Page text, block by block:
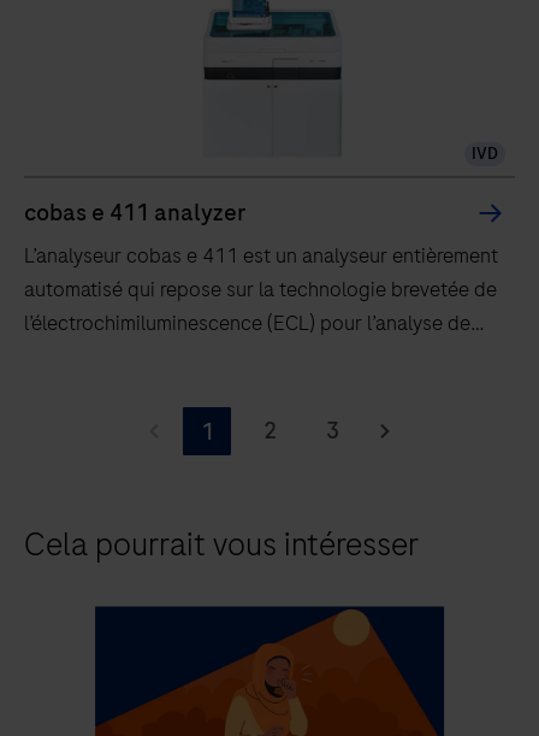
IVD
cobas e 411 analyzer
L’analyseur cobas e 411 est un analyseur entièrement
automatisé qui repose sur la technologie brevetée de
l’électrochimiluminescence (ECL) pour l’analyse de
analyseur
entièrement
1 2 3
Cela pourrait vous intéresser